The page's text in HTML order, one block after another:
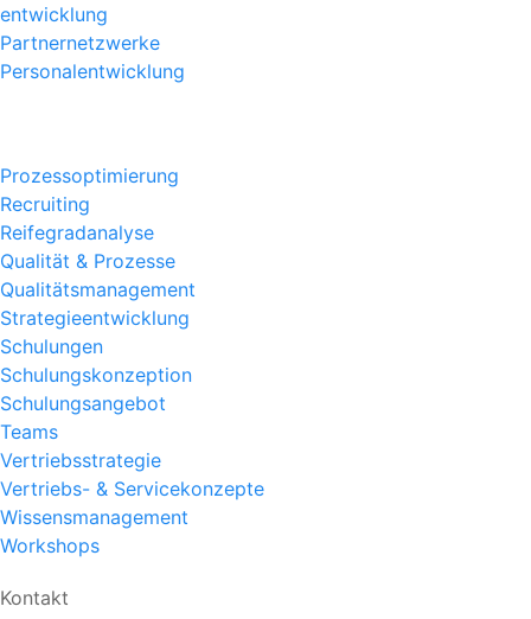
entwicklung
Partnernetzwerke
Personalentwicklung
Prozessoptimierung
Recruiting
Reifegradanalyse
Qualität & Prozesse
Qualitätsmanagement
Strategieentwicklung
Schulungen
Schulungskonzeption
Schulungsangebot
Teams
Vertriebsstrategie
Vertriebs- & Servicekonzepte
Wissensmanagement
Workshops
Kontakt